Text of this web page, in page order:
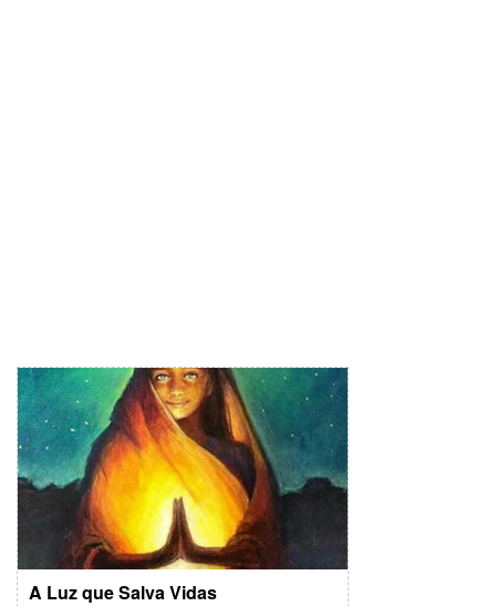
A Luz que Salva Vidas